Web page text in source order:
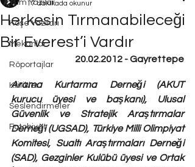
Tüm Yazılar
Köşe Yazıları
Mekanlar
Röportajlar
Kritikler
Seslendirmeler
Fotobiyat
Herkesin Tırmanabileceği
Bir Everest’i Vardır
17 dakikada okunur
20.02.2012 - Gayrettepe
Arama Kurtarma Derneği (AKUT
kurucu üyesi ve başkanı), Ulusal
Güvenlik ve Stratejik Araştırmalar
Derneği (UGSAD), Türkiye Milli Olimpiyat
Komitesi, Sualtı Araştırmaları Derneği
(SAD), Gezginler Kulübü üyesi ve Ortak